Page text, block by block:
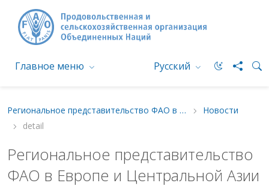
Главное меню Русский
Региональное представительство ФАО в Европе и Центральной Азии
Новости
detail
Региональное представительство
ФАО в Европе и Центральной Азии